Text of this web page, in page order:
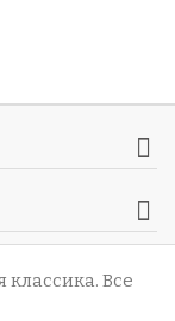
классика. Все